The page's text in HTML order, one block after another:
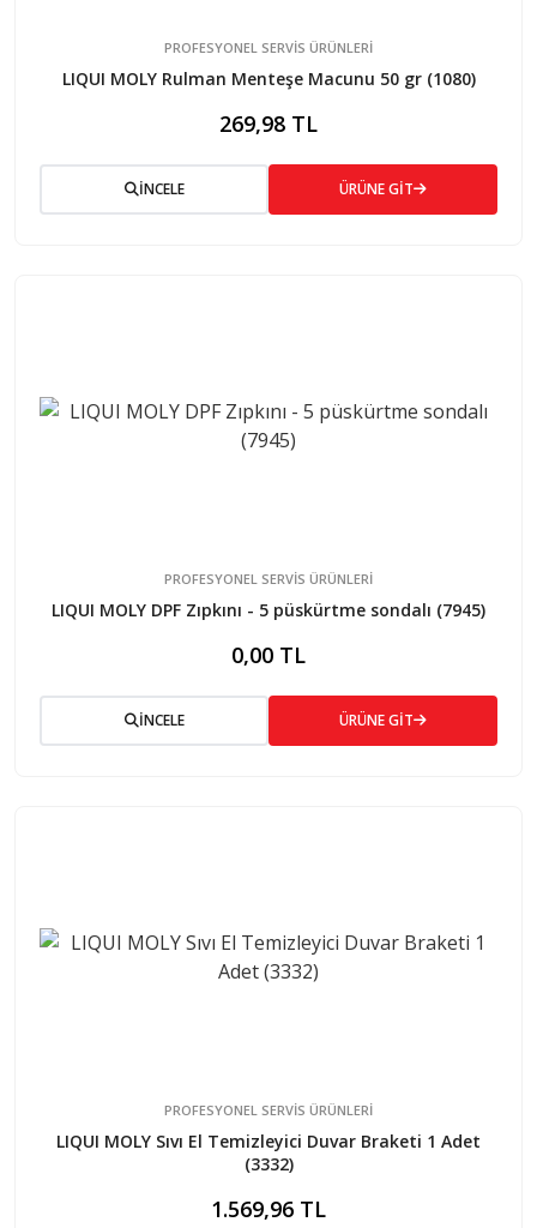
PROFESYONEL SERVIS ÜRÜNLERI
LIQUI MOLY Rulman Menteşe Macunu 50 gr (1080)
269,98 TL
İNCELE ÜRÜNE GİT
PROFESYONEL SERVIS ÜRÜNLERI
LIQUI MOLY DPF Zıpkını - 5 püskürtme sondalı (7945)
0,00 TL
İNCELE ÜRÜNE GİT
PROFESYONEL SERVIS ÜRÜNLERI
LIQUI MOLY Sıvı El Temizleyici Duvar Braketi 1 Adet
(3332)
1.569,96 TL